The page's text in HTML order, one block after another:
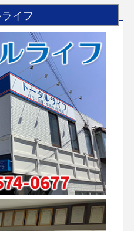
イフ